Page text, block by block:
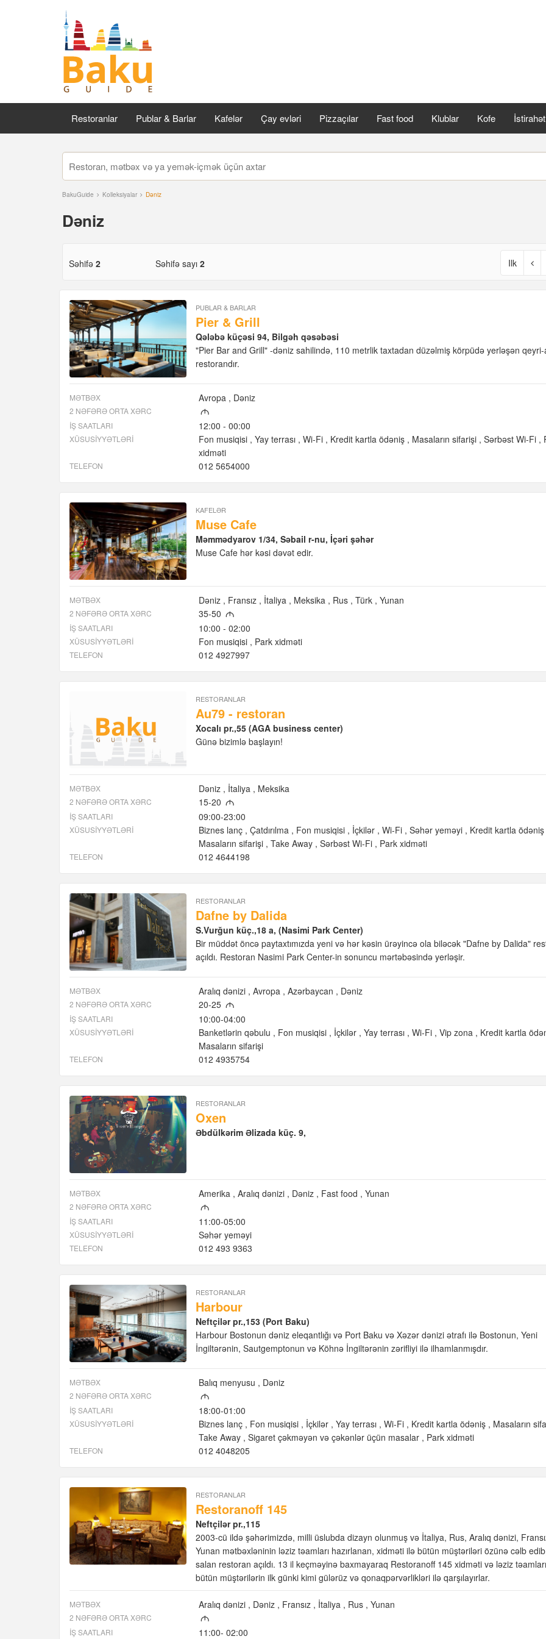
Restoranlar Publar & Barlar Kafelər Çay evləri Pizzaçılar Fast food Klublar Kofe
BakuGuide Kolleksiyalar Dəniz
Dəniz
Səhifə 2 Səhifə sayı2 Ilk
PUBLAR & BARLAR
Pier & Grill
Qələbə küçəsi 94, Bilgəh qəsəbəsi
"Pier Bar and Grill" -dəniz sahilində, 110 metrlik taxtadan düzəlmiş körpüdə yerləşən qeyri-
restorandır.
MƏTBƏX Avropa Dəniz
2 NƏFƏRƏ ORTA XƏRC M
İŞ SAATLARI 12:00 - 00:00
XÜSUSIYYƏTLƏRI Fon musiqisi Yay terrası Wi-Fi Kredit kartla ödəniş Masaların sifarişi Sərbəst Wi-Fi
xidməti
TELEFON 012 5654000
KAFELƏR
Muse Cafe
Məmmədyarov 1/34, Səbail r-nu, İçəri şəhər
Muse Cafe hər kəsi dəvət edir.
MƏTBƏX Dəniz Fransız İtaliya Meksika Rus Türk Yunan
2 NƏFƏRƏ ORTA XƏRC 35-50 M
İŞ SAATLARI 10:00 - 02:00
XÜSUSIYYƏTLƏRI Fon musiqisi Park xidməti
TELEFON 012 4927997
RESTORANLAR
Au79 - restoran
Xocalı pr.,55 (AGA business center)
Günə bizimlə başlayın!
MƏTBƏX Dəniz İtaliya Meksika
2 NƏFƏRƏ ORTA XƏRC 15-20 M
İŞ SAATLARI 09:00-23:00
XÜSUSIYYƏTLƏRI Biznes lanç Çatdırılma Fon musiqisi İçkilər Wi-Fi Səhər yeməyi
Kredit kartla ödəniş
Masaların sifarişi
Take Away Sərbəst Wi-Fi Park xidməti
TELEFON 012 4644198
RESTORANLAR
Dafne by Dalida
S.Vurğun küç.,18 a, (Nasimi Park Center)
Bir müddət öncə paytaxtımızda yeni və hər kəsin ürəyincə ola biləcək "Dafne by Dalida"
açıldı. Restoran Nasimi Park Center-in sonuncu mərtəbəsində yerləşir.
MƏTBƏX Aralıq dənizi Avropa Azərbaycan Dəniz
2 NƏFƏRƏ ORTA XƏRC 20-25 M
İŞ SAATLARI 10:00-04:00
XÜSUSIYYƏTLƏRI Banketlərin qəbulu Fon musiqisi İçkilər Yay terrası Wi-Fi Vip zona
Kredit kartla
Masaların sifarişi
TELEFON 012 4935754
RESTORANLAR
Oxen
Əbdülkərim Əlizada küç. 9,
MƏTBƏX Amerika Aralıq dənizi Dəniz Fast food Yunan
2 NƏFƏRƏ ORTA XƏRC M
İŞ SAATLARI 11:00-05:00
XÜSUSIYYƏTLƏRI Səhər yeməyi
TELEFON 012 493 9363
RESTORANLAR
Harbour
Neftçilər pr.,153 (Port Baku)
Harbour Bostonun dəniz eleqantlığı və Port Baku və Xəzər dənizi ətrafı ilə Bostonun, Yeni
İngiltərənin, Sautgemptonun və Köhnə İngiltərənin zərifliyi ilə ilhamlanmışdır.
MƏTBƏX Balıq menyusu Dəniz
2 NƏFƏRƏ ORTA XƏRC M
İŞ SAATLARI 18:00-01:00
XÜSUSIYYƏTLƏRI Biznes lanç Fon musiqisi İçkilər Yay terrası Wi-Fi Kredit kartla ödəniş
Masaların
Take Away
Sigaret çəkməyən və çəkənlər üçün masalar Park xidməti
TELEFON 012 4048205
RESTORANLAR
Restoranoff 145
Neftçilər pr.,115
2003-cü ildə şəhərimizdə, milli üslubda dizayn olunmuş və İtaliya, Rus, Aralıq dənizi,
Yunan mətbəxləninin ləziz təamları hazırlanan, xidməti ilə bütün müştəriləri özünə cəlb
salan restoran açıldı. 13 il keçməyinə baxmayaraq Restoranoff 145 xidməti və ləziz
bütün müştərilərin ilk günki kimi gülərüz və qonaqpərvərlikləri ilə qarşılayırlar.
MƏTBƏX Aralıq dənizi Dəniz Fransız İtaliya Rus Yunan
2 NƏFƏRƏ ORTA XƏRC M
İŞ SAATLARI 11:00- 02:00